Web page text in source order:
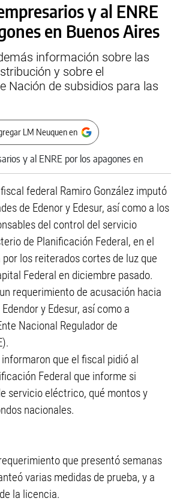
y al ENRE
en Buenos Aires
información sobre las
y sobre el
Nación de subsidios para las
LM Neuquen en
federal Ramiro González imputó
de Edenor y Edesur, así como a los
del control del servicio
de Planificación Federal, en el
los reiterados cortes de luz que
Federal en diciembre pasado.
requerimiento de acusación hacia
y Edesur, así como a
Nacional Regulador de
que el fiscal pidió al
Federal que informe si
servicio eléctrico, qué montos y
nacionales.
que presentó semanas
varias medidas de prueba, y a
la licencia.